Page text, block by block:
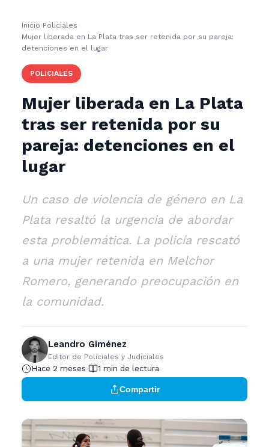
Inicio ›Policiales ›
Mujer liberada en La Plata tras ser retenida por su pareja:
detenciones en el lugar
POLICIALES
Mujer liberada en La Plata
tras ser retenida por su
pareja: detenciones en el
lugar
Un caso de violencia de género en La
Plata resaltó la urgencia de abordar
esta problemática. La policía rescató
a una mujer retenida en Melchor
Romero, generando preocupación en
la comunidad.
Leandro Giménez
Editor de Policiales y Judiciales
Hace 2 meses 1 min de lectura
Compartir